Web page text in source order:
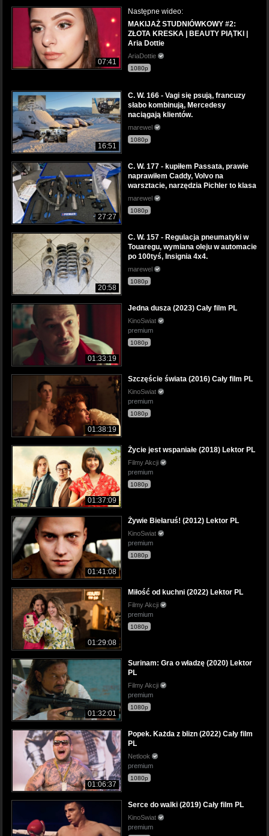
07:41
Następne wideo:
MAKIJAŻ STUDNIÓWKOWY #2:
ZŁOTA KRESKA | BEAUTY PIĄTKI |
Aria Dottie
AriaDottie
1080p
16:51
C. W. 166 - Vagi się psują, francuzy
słabo kombinują, Mercedesy
naciągają klientów.
marewel
1080p
27:27
C. W. 177 - kupiłem Passata, prawie
naprawiłem Caddy, Volvo na
warsztacie, narzędzia Pichler to klasa
marewel
1080p
20:58
C. W. 157 - Regulacja pneumatyki w
Touaregu, wymiana oleju w automacie
po 100tyś, Insignia 4x4.
marewel
1080p
01:33:19
Jedna dusza (2023) Cały film PL
KinoSwiat
premium
1080p
01:38:19
Szczęście świata (2016) Cały film PL
KinoSwiat
premium
1080p
01:37:09
Życie jest wspaniałe (2018) Lektor PL
Filmy Akcji
premium
1080p
01:41:08
Żywie Biełaruś! (2012) Lektor PL
KinoSwiat
premium
1080p
01:29:08
Miłość od kuchni (2022) Lektor PL
Filmy Akcji
premium
1080p
01:32:01
Surinam: Gra o władzę (2020) Lektor
PL
Filmy Akcji
premium
1080p
01:06:37
Popek. Każda z blizn (2022) Cały film
PL
Netlook
premium
1080p
Serce do walki (2019) Cały film PL
KinoSwiat
premium